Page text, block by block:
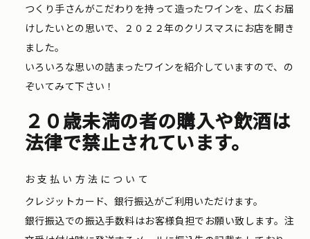
つくり手さんがこだわりを持って造ったワインを、広くお届
けしたいとの思いで、２０２２年のクリスマスにお店を開き
ました。
いろいろな思いの詰まったワインを紹介していますので、の
ぞいてみて下さい！
２０歳未満の者の購入や飲酒は
法律で禁止されています。
お支払い方法について
クレジットカード、銀行振込がご利用いただけます。
銀行振込での振込手数料はお客様負担でお願い致します。注